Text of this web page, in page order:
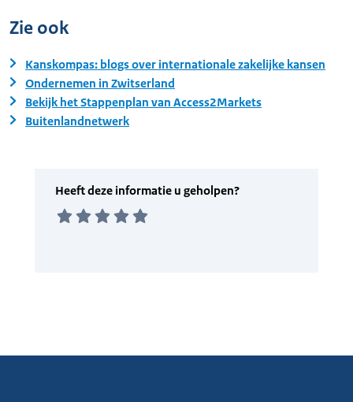
Zie ook
Kanskompas: blogs over internationale zakelijke kansen
Ondernemen in Zwitserland
Bekijk het Stappenplan van Access2Markets
Buitenlandnetwerk